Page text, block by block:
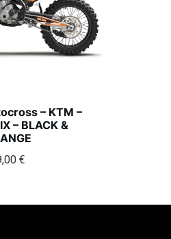
– KTM –
– BLACK &
€